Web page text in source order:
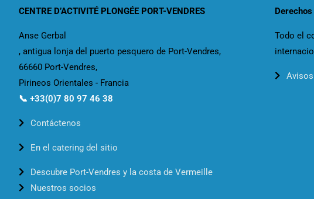
CENTRE D’ACTIVITÉ PLONGÉE PORT-VENDRES
Anse Gerbal
, antigua lonja del puerto pesquero de Port-Vendres,
66660 Port-Vendres,
Pirineos Orientales - Francia
📞 +33(0)7 80 97 46 38
Contáctenos
En el catering del sitio
Descubre Port-Vendres y la costa de Vermeille
Nuestros socios
Todo el